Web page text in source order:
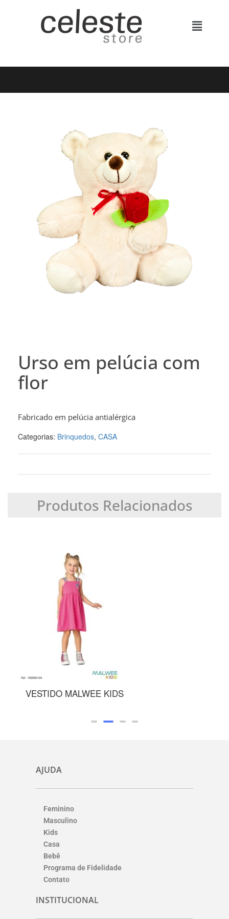
Urso em pelúcia com
flor
Fabricado em pelúcia antialérgica
Categorias: Brinquedos, CASA
Produtos Relacionados
AJUDA
Feminino
Masculino
Kids
Casa
Bebê
Programa de Fidelidade
Contato
INSTITUCIONAL